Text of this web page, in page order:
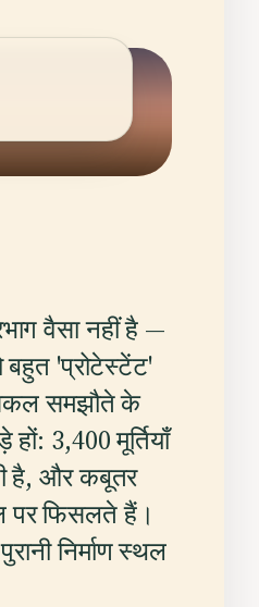
वैसा नहीं है —
बहुत 'प्रोटेस्टेंट'
समझौते के
3,400 मूर्तियाँ
है, और कबूतर
पर फिसलते हैं।
निर्माण स्थल